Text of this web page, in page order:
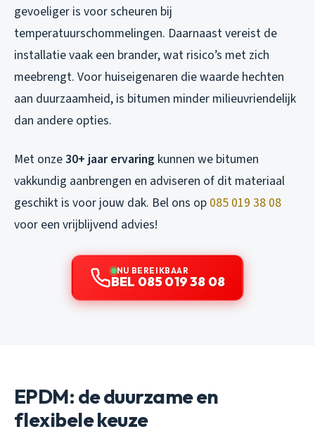
gevoeliger is voor scheuren bij
temperatuurschommelingen. Daarnaast vereist de
installatie vaak een brander, wat risico’s met zich
meebrengt. Voor huiseigenaren die waarde hechten
aan duurzaamheid, is bitumen minder milieuvriendelijk
dan andere opties.
Met onze30+ jaar ervaring kunnen we bitumen
vakkundig aanbrengen en adviseren of dit materiaal
geschikt is voor jouw dak. Bel ons op 085 019 38 08
voor een vrijblijvend advies!
NU BEREIKBAAR
BEL 085 019 38 08
EPDM: de duurzame en
flexibele keuze